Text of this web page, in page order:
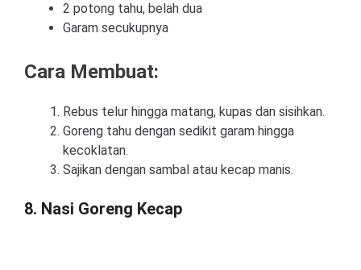
2 potong tahu, belah dua
Garam secukupnya
Cara Membuat:
Rebus telur hingga matang, kupas dan sisihkan.
Goreng tahu dengan sedikit garam hingga
kecoklatan.
Sajikan dengan sambal atau kecap manis.
8. Nasi Goreng Kecap